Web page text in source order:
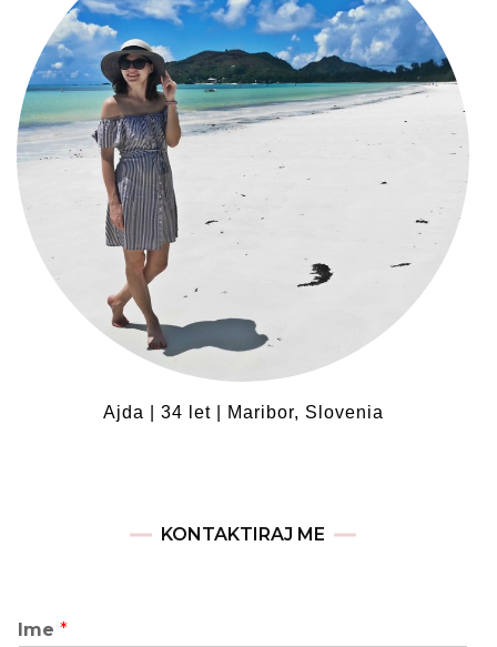
Ajda | 34 let | Maribor, Slovenia
KONTAKTIRAJ ME
Ime *